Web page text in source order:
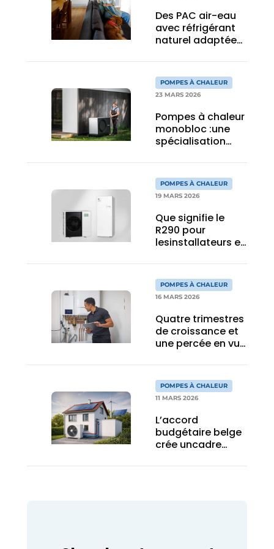
Des PAC air-eau
avec réfrigérant
naturel adaptées
POMPES À CHALEUR
23 MARS 2026
Pompes à chaleur
monobloc :une
spécialisation
l’avenir
POMPES À CHALEUR
19 MARS 2026
Que signifie le
R290 pour
lesinstallateurs en
et en rénovation ?
POMPES À CHALEUR
16 MARS 2026
Quatre trimestres
de croissance et
une percée en vue
POMPES À CHALEUR
11 MARS 2026
L’accord
budgétaire belge
crée uncadre
percée décisive